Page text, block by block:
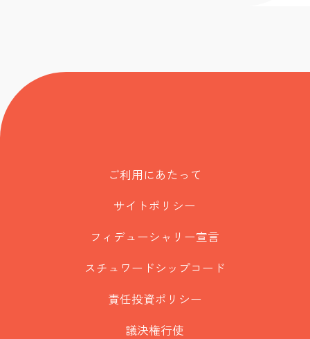
ご利用にあたって
サイトポリシー
フィデューシャリー宣言
スチュワードシップコード
責任投資ポリシー
議決権行使